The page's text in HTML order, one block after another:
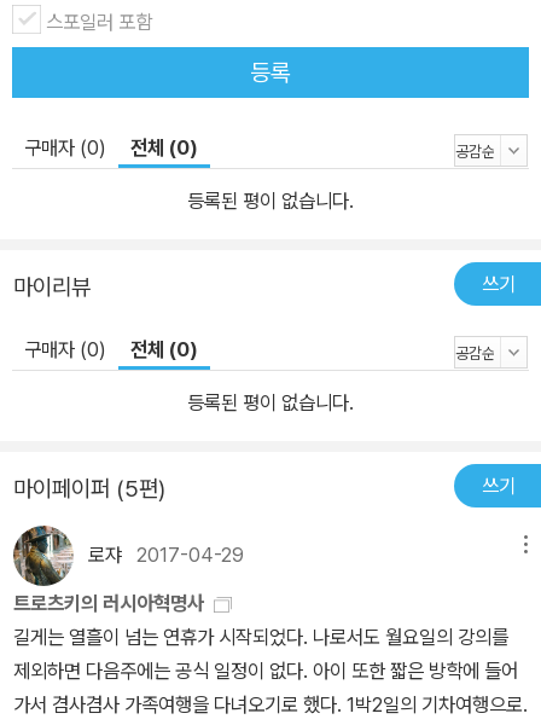
스포일러 포함
등록
구매자 (0) 전체 (0)
등록된 평이 없습니다.
마이리뷰 쓰기
구매자 (0) 전체 (0)
등록된 평이 없습니다.
마이페이퍼 (5편) 쓰기
로쟈 2017-04-29
트로츠키의 러시아혁명사
길게는 열흘이 넘는 연휴가 시작되었다. 나로서도 월요일의 강의를
제외하면 다음주에는 공식 일정이 없다. 아이 또한 짧은 방학에 들어
가서 겸사겸사 가족여행을 다녀오기로 했다. 1박2일의 기차여행으로.